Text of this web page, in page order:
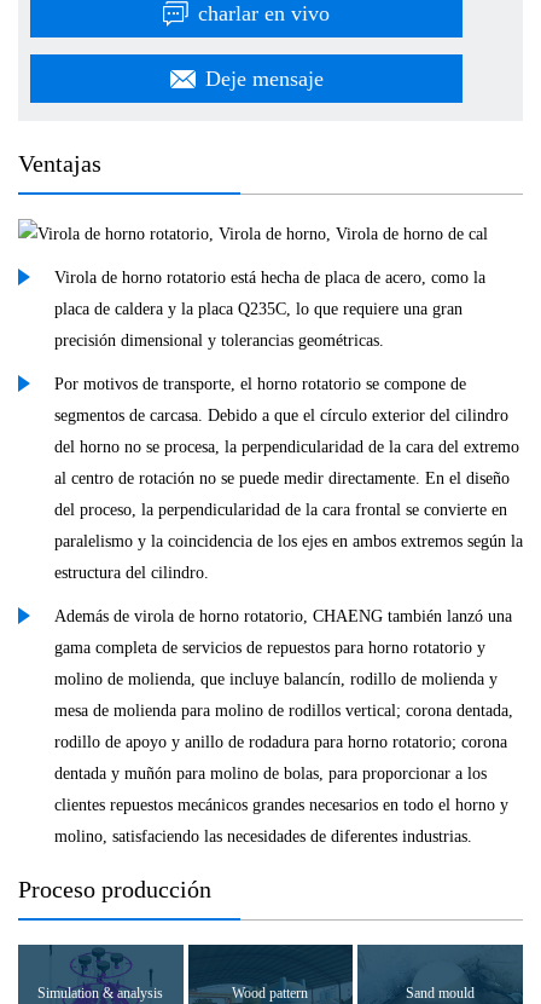
charlar en vivo
Deje mensaje
Ventajas
Virola de horno rotatorio está hecha de placa de acero, como la
placa de caldera y la placa Q235C, lo que requiere una gran
precisión dimensional y tolerancias geométricas.
Por motivos de transporte, el horno rotatorio se compone de
segmentos de carcasa. Debido a que el círculo exterior del cilindro
del horno no se procesa, la perpendicularidad de la cara del extremo
al centro de rotación no se puede medir directamente. En el diseño
del proceso, la perpendicularidad de la cara frontal se convierte en
paralelismo y la coincidencia de los ejes en ambos extremos según la
estructura del cilindro.
Además de virola de horno rotatorio, CHAENG también lanzó una
gama completa de servicios de repuestos para horno rotatorio y
molino de molienda, que incluye balancín, rodillo de molienda y
mesa de molienda para molino de rodillos vertical; corona dentada,
rodillo de apoyo y anillo de rodadura para horno rotatorio; corona
dentada y muñón para molino de bolas, para proporcionar a los
clientes repuestos mecánicos grandes necesarios en todo el horno y
molino, satisfaciendo las necesidades de diferentes industrias.
Proceso producción
Simulation & analysis Wood pattern Sand mould